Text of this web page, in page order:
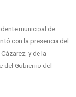
municipal de
con la presencia del
y de la
del Gobierno del